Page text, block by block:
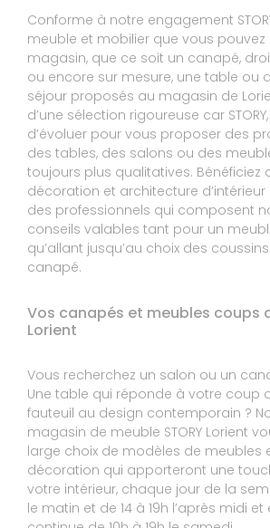
6
10
Gautier
Ambiance tendue entre
responsables déstabilisant pour
Expérience du 12/12/2023
Publié le 13/12/2023
Avis Guest Suite
10
10
SANDRINE ET STEPHANE
Expérience du 16/11/2023
Publié le 17/11/2023
6
10
John
Suivi SAV à confirmer
Expérience du 07/11/2023
Publié le 17/11/2023
Conforme à notre engagement
meuble et mobilier que vous pouvez
magasin, que ce soit un canapé,
ou encore sur mesure, une table ou
séjour proposés au magasin de
d’une sélection rigoureuse car
d’évoluer pour vous proposer des
des tables, des salons ou des
toujours plus qualitatives. Bénéficiez
décoration et architecture
des professionnels qui composent
conseils valables tant pour un
qu’allant jusqu’au choix des
canapé.
Vos canapés et meubles coups
Lorient
Vous recherchez un salon ou un
Une table qui réponde à votre coup
fauteuil au design contemporain ?
magasin de meuble STORY Lorient
large choix de modèles de meubles
décoration qui apporteront une
votre intérieur, chaque jour de la
le matin et de 14 à 19h l’après midi et